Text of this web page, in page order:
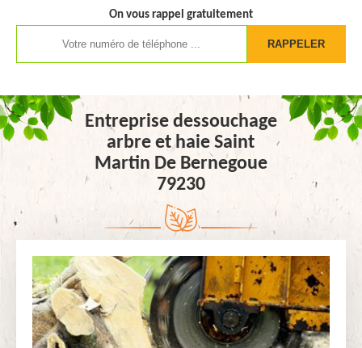
On vous rappel gratuitement
Entreprise dessouchage
arbre et haie Saint
Martin De Bernegoue
79230